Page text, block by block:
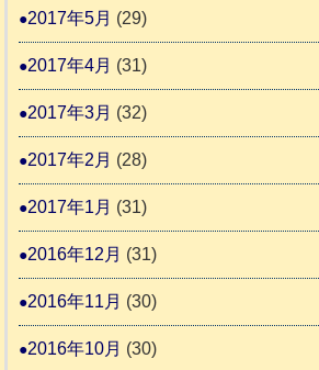
2017年5月 (29)
2017年4月 (31)
2017年3月 (32)
2017年2月 (28)
2017年1月 (31)
2016年12月 (31)
2016年11月 (30)
2016年10月 (30)